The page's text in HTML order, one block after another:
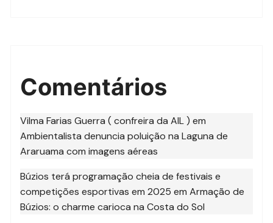
Comentários
Vilma Farias Guerra ( confreira da AIL ) em
Ambientalista denuncia poluição na Laguna de
Araruama com imagens aéreas
Búzios terá programação cheia de festivais e
competições esportivas em 2025 emArmação de
Búzios: o charme carioca na Costa do Sol